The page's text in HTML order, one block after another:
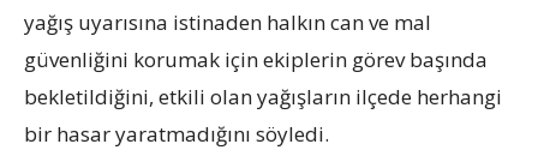
yağış uyarısına istinaden halkın can ve mal
güvenliğini korumak için ekiplerin görev başında
bekletildiğini, etkili olan yağışların ilçede herhangi
bir hasar yaratmadığını söyledi.